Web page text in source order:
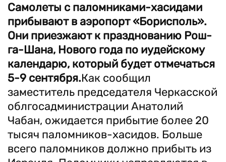
Самолеты с паломниками-хасидами
прибывают в аэропорт «Борисполь».
Они приезжают к празднованию Рош-
га-Шана, Нового года по иудейскому
календарю, который будет отмечаться
5-9 сентября.Как сообщил
заместитель председателя Черкасской
облгосадминистрации Анатолий
Чабан, ожидается прибытие более 20
тысяч паломников-хасидов. Больше
всего паломников должно прибыть из